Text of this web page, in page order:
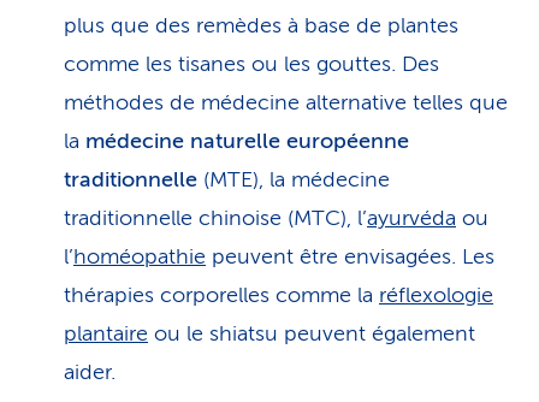
plus que des remèdes à base de plantes
comme les tisanes ou les gouttes. Des
méthodes de médecine alternative telles que
la médecine naturelle européenne
traditionnelle (MTE), la médecine
traditionnelle chinoise (MTC), l’ayurvéda ou
l’homéopathie peuvent être envisagées. Les
thérapies corporelles comme la réflexologie
plantaire ou le shiatsu peuvent également
aider.